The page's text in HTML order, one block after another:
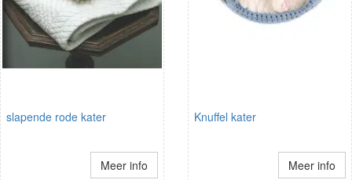
slapende rode kater
Meer info
Knuffel kater
Meer info